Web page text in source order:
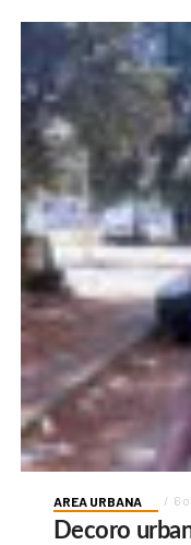
AREA URBANA 6
Decoro